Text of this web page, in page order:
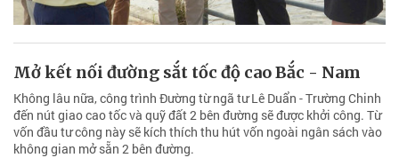
Mở kết nối đường sắt tốc độ cao Bắc - Nam
Không lâu nữa, công trình Đường từ ngã tư Lê Duẩn - Trường Chinh
đến nút giao cao tốc và quỹ đất 2 bên đường sẽ được khởi công. Từ
vốn đầu tư công này sẽ kích thích thu hút vốn ngoài ngân sách vào
không gian mở sẵn 2 bên đường.